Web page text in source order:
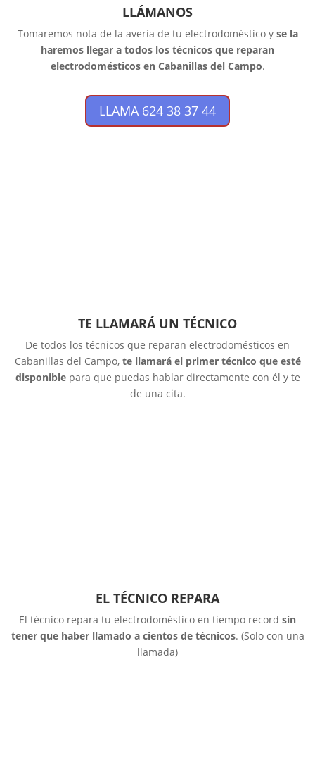
LLÁMANOS
Tomaremos nota de la avería de tu electrodoméstico y se la
haremos llegar a todos los técnicos que reparan
electrodomésticos en Cabanillas del Campo.
LLAMA 624 38 37 44
TE LLAMARÁ UN TÉCNICO
De todos los técnicos que reparan electrodomésticos en
Cabanillas del Campo, te llamará el primer técnico que esté
disponiblepara que puedas hablar directamente con él y te
de una cita.
EL TÉCNICO REPARA
El técnico repara tu electrodoméstico en tiempo record sin
tener que haber llamado a cientos de técnicos. (Solo con una
llamada)